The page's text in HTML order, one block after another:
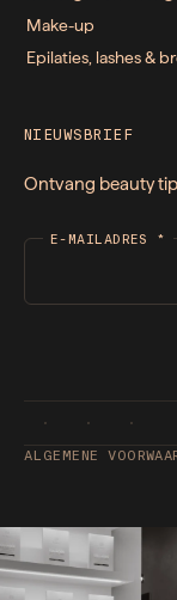
Make-up
Epilaties, lashes &
NIEUWSBRIEF
Ontvang beauty
E-MAILADRES *
ALGEMENE